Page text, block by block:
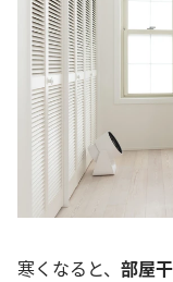
寒くなると、 部屋